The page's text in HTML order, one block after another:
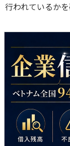
行われているか